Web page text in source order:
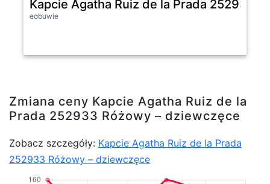
Kapcie Agatha Ruiz de la Prada 252933
eobuwie
Zmiana ceny Kapcie Agatha Ruiz de la
Prada 252933 Różowy – dziewczęce
Zobacz szczegóły: Kapcie Agatha Ruiz de la Prada
252933 Różowy – dziewczęce